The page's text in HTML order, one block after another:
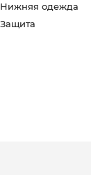
Нижняя одежда
Защита